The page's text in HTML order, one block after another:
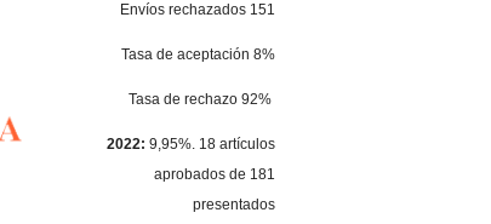
Envíos rechazados 151
Tasa de aceptación 8%
Tasa de rechazo 92%
2022: 9,95%. 18 artículos
aprobados de 181
presentados